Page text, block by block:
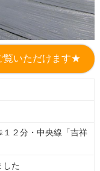
覧いただけます★
２分・中央線「吉祥
した